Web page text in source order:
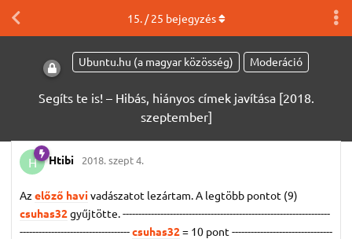
Ubuntu.hu (a magyar közösség) Moderáció
Segíts te is! – Hibás, hiányos címek javítása [2018.
szeptember]
15. /25 bejegyzés
H Htibi 2018. szept 4.
Az előző havivadászatot lezártam. A legtöbb pontot (9)
csuhas32gyűjtötte. ------------------------------------------------------------------
-----------------------------------csuhas32= 10 pont --------------------------------